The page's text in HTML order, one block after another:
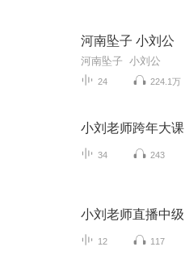
河南坠子 小刘公
河南坠子 小刘公
24 224.1万
小刘老师跨年大课
34 243
小刘老师直播中级
12 117